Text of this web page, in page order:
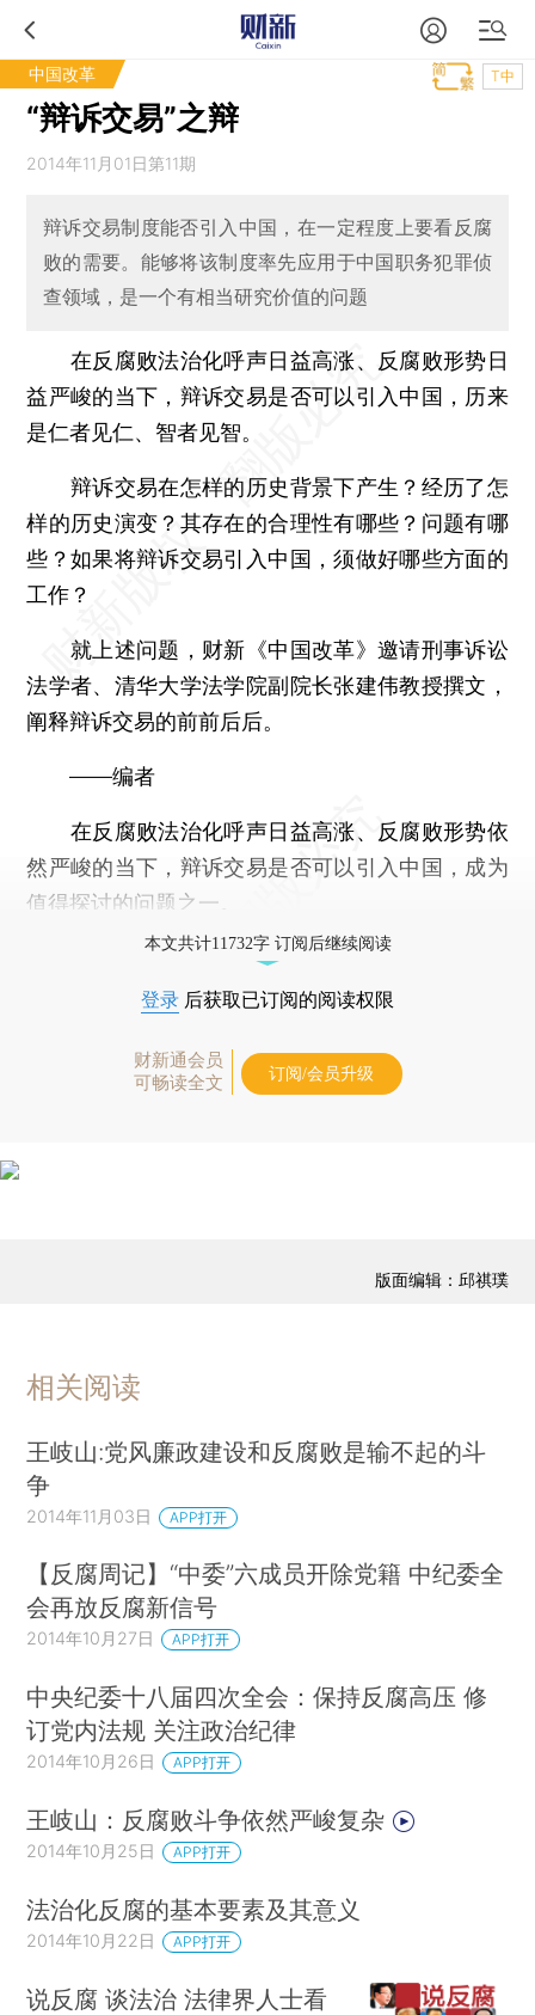
中国改革 T中
“辩诉交易”之辩
2014年11月01日第11期
辩诉交易制度能否引入中国，在一定程度上要看反腐
败的需要。能够将该制度率先应用于中国职务犯罪侦
查领域，是一个有相当研究价值的问题
在反腐败法治化呼声日益高涨、反腐败形势日
益严峻的当下，辩诉交易是否可以引入中国，历来
是仁者见仁、智者见智。
辩诉交易在怎样的历史背景下产生？经历了怎
样的历史演变？其存在的合理性有哪些？问题有哪
些？如果将辩诉交易引入中国，须做好哪些方面的
工作？
就上述问题，财新《中国改革》邀请刑事诉讼
法学者、清华大学法学院副院长张建伟教授撰文，
阐释辩诉交易的前前后后。
——编者
在反腐败法治化呼声日益高涨、反腐败形势依
然严峻的当下，辩诉交易是否可以引入中国，成为
值得探讨的问题之一。
本文共计11732字 订阅后继续阅读
登录 后获取已订阅的阅读权限
财新通会员
可畅读全文
订阅/会员升级
版面编辑：邱祺璞
相关阅读
王岐山:党风廉政建设和反腐败是输不起的斗
争
2014年11月03日 APP打开
【反腐周记】“中委”六成员开除党籍 中纪委全
会再放反腐新信号
2014年10月27日 APP打开
中央纪委十八届四次全会：保持反腐高压 修
订党内法规 关注政治纪律
2014年10月26日 APP打开
王岐山：反腐败斗争依然严峻复杂
2014年10月25日 APP打开
法治化反腐的基本要素及其意义
2014年10月22日 APP打开
说反腐 谈法治 法律界人士看